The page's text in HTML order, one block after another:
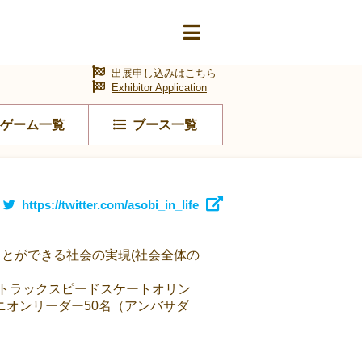
ゲーム一覧 ブース一覧
出展申し込みはこちら
Exhibitor Application
https://twitter.com/asobi_in_life
ができる社会の実現(社会全体の
ラックスピードスケートオリン
オンリーダー50名（アンバサダ